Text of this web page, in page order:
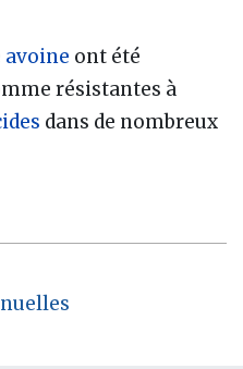
avoine ont été
résistantes à
dans de nombreux